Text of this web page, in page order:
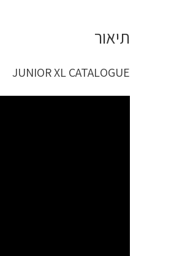
תיאור
JUNIOR XL CATALOGUE